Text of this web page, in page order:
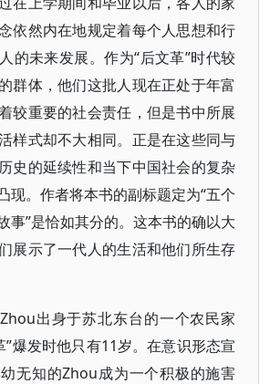
依然内在地规定着每个人思想和行
的未来发展。作为“后文革”时代较
群体，他们这批人现在正处于年富
较重要的社会责任，但是书中所展
样式却不大相同。正是在这些同与
史的延续性和当下中国社会的复杂
现。作者将本书的副标题定为“五个
事”是恰如其分的。这本书的确以大
展示了一代人的生活和他们所生存
出身于苏北东台的一个农民家
”爆发时他只有11岁。在意识形态宣
无知的Zhou成为一个积极的施害